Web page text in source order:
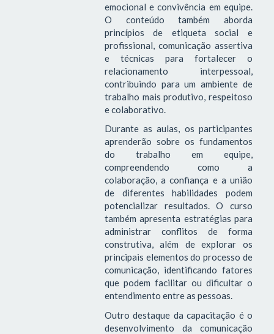
emocional e convivência em equipe.
O conteúdo também aborda
princípios de etiqueta social e
profissional, comunicação assertiva
e técnicas para fortalecer o
relacionamento interpessoal,
contribuindo para um ambiente de
trabalho mais produtivo, respeitoso
e colaborativo.
Durante as aulas, os participantes
aprenderão sobre os fundamentos
do trabalho em equipe,
compreendendo como a
colaboração, a confiança e a união
de diferentes habilidades podem
potencializar resultados. O curso
também apresenta estratégias para
administrar conflitos de forma
construtiva, além de explorar os
principais elementos do processo de
comunicação, identificando fatores
que podem facilitar ou dificultar o
entendimento entre as pessoas.
Outro destaque da capacitação é o
desenvolvimento da comunicação